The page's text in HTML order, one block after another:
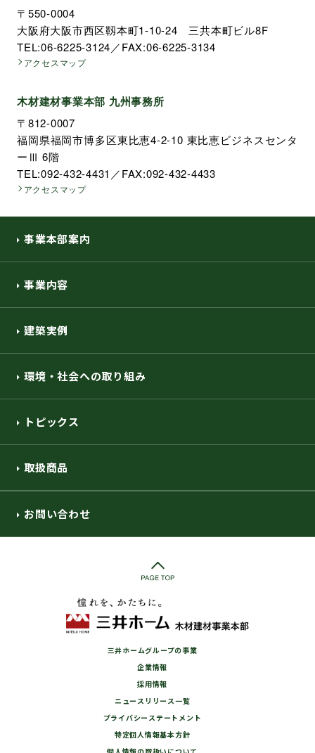
〒550-0004
大阪府大阪市西区靱本町1-10-24 三共本町ビル8F
TEL:06-6225-3124／FAX:06-6225-3134
アクセスマップ
木材建材事業本部 九州事務所
〒812-0007
福岡県福岡市博多区東比恵4-2-10 東比恵ビジネスセンタ
ーⅢ 6階
TEL:092-432-4431／FAX:092-432-4433
アクセスマップ
事業本部案内
事業内容
建築実例
環境・社会への取り組み
トピックス
取扱商品
お問い合わせ
三井ホームグループの事業
企業情報
採用情報
ニュースリリース一覧
プライバシーステートメント
特定個人情報基本方針